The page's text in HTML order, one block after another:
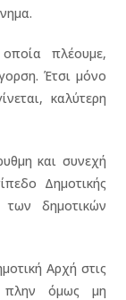
πλέουμε,
Έτσι μόνο
καλύτερη
και συνεχή
Δημοτικής
δημοτικών
Αρχή στις
πλην όμως μη